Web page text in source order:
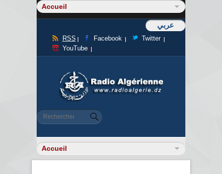
عربي
RSS Facebook
Twitter
YouTube
Formulaire de recherche
Rechercher